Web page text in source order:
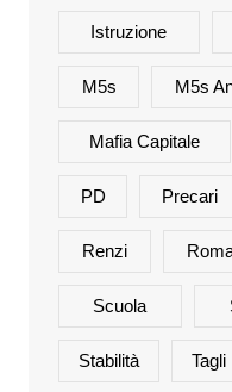
Istruzione
M5s M5s
Mafia Capitale
PD Precari
Renzi
Scuola
Stabilità Tagli